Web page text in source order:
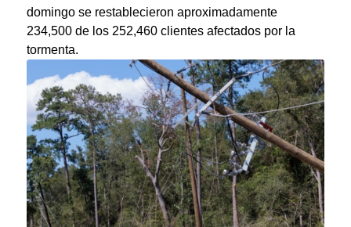
domingo se restablecieron aproximadamente
234,500 de los 252,460 clientes afectados por la
tormenta.